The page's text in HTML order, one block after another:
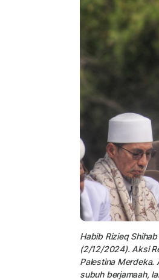
Habib Rizieq
(2/12/2024). Aksi
Palestina Merdeka.
subuh berjamaah,